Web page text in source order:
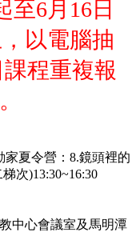
至6月16日
以電腦抽
程重複報
家夏令營：8.鏡頭裡的
次)13:30~16:30
中心會議室及馬明潭